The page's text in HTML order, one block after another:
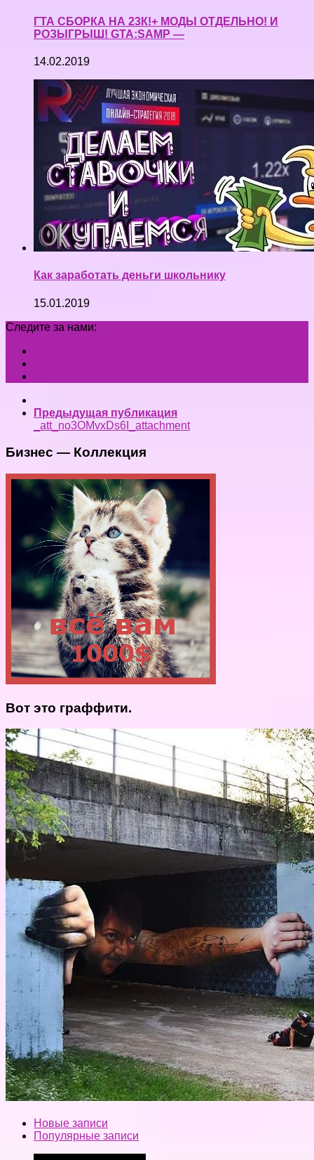
ГТА СБОРКА НА 23К!+ МОДЫ ОТДЕЛЬНО! И
РОЗЫГРЫШ! GTA:SAMP —
14.02.2019
Как заработать деньги школьнику
15.01.2019
Следите за нами:
Предыдущая публикация
_att_no3OMvxDs6I_attachment
Бизнес — Коллекция
Вот это граффити.
Новые записи
Популярные записи